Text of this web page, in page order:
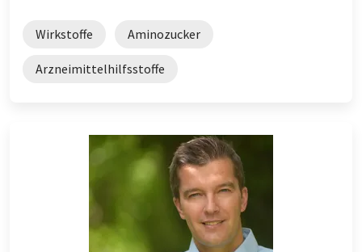
Wirkstoffe Aminozucker
Arzneimittelhilfsstoffe